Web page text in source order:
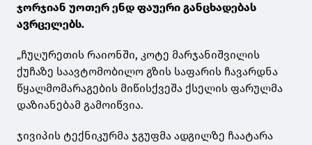
ჯორჯიან უოთერ ენდ ფაუერი განცხადებას
ავრცელებს.
„ჩუღურეთის რაიონში, კოტე მარჯანიშვილის
ქუჩაზე საავტომობილო გზის საფარის ჩავარდნა
წყალმომარაგების მიწისქვეშა ქსელის ფარულმა
დაზიანებამ გამოიწვია.
ჯივიპის ტექნიკურმა ჯგუფმა ადგილზე ჩაატარა